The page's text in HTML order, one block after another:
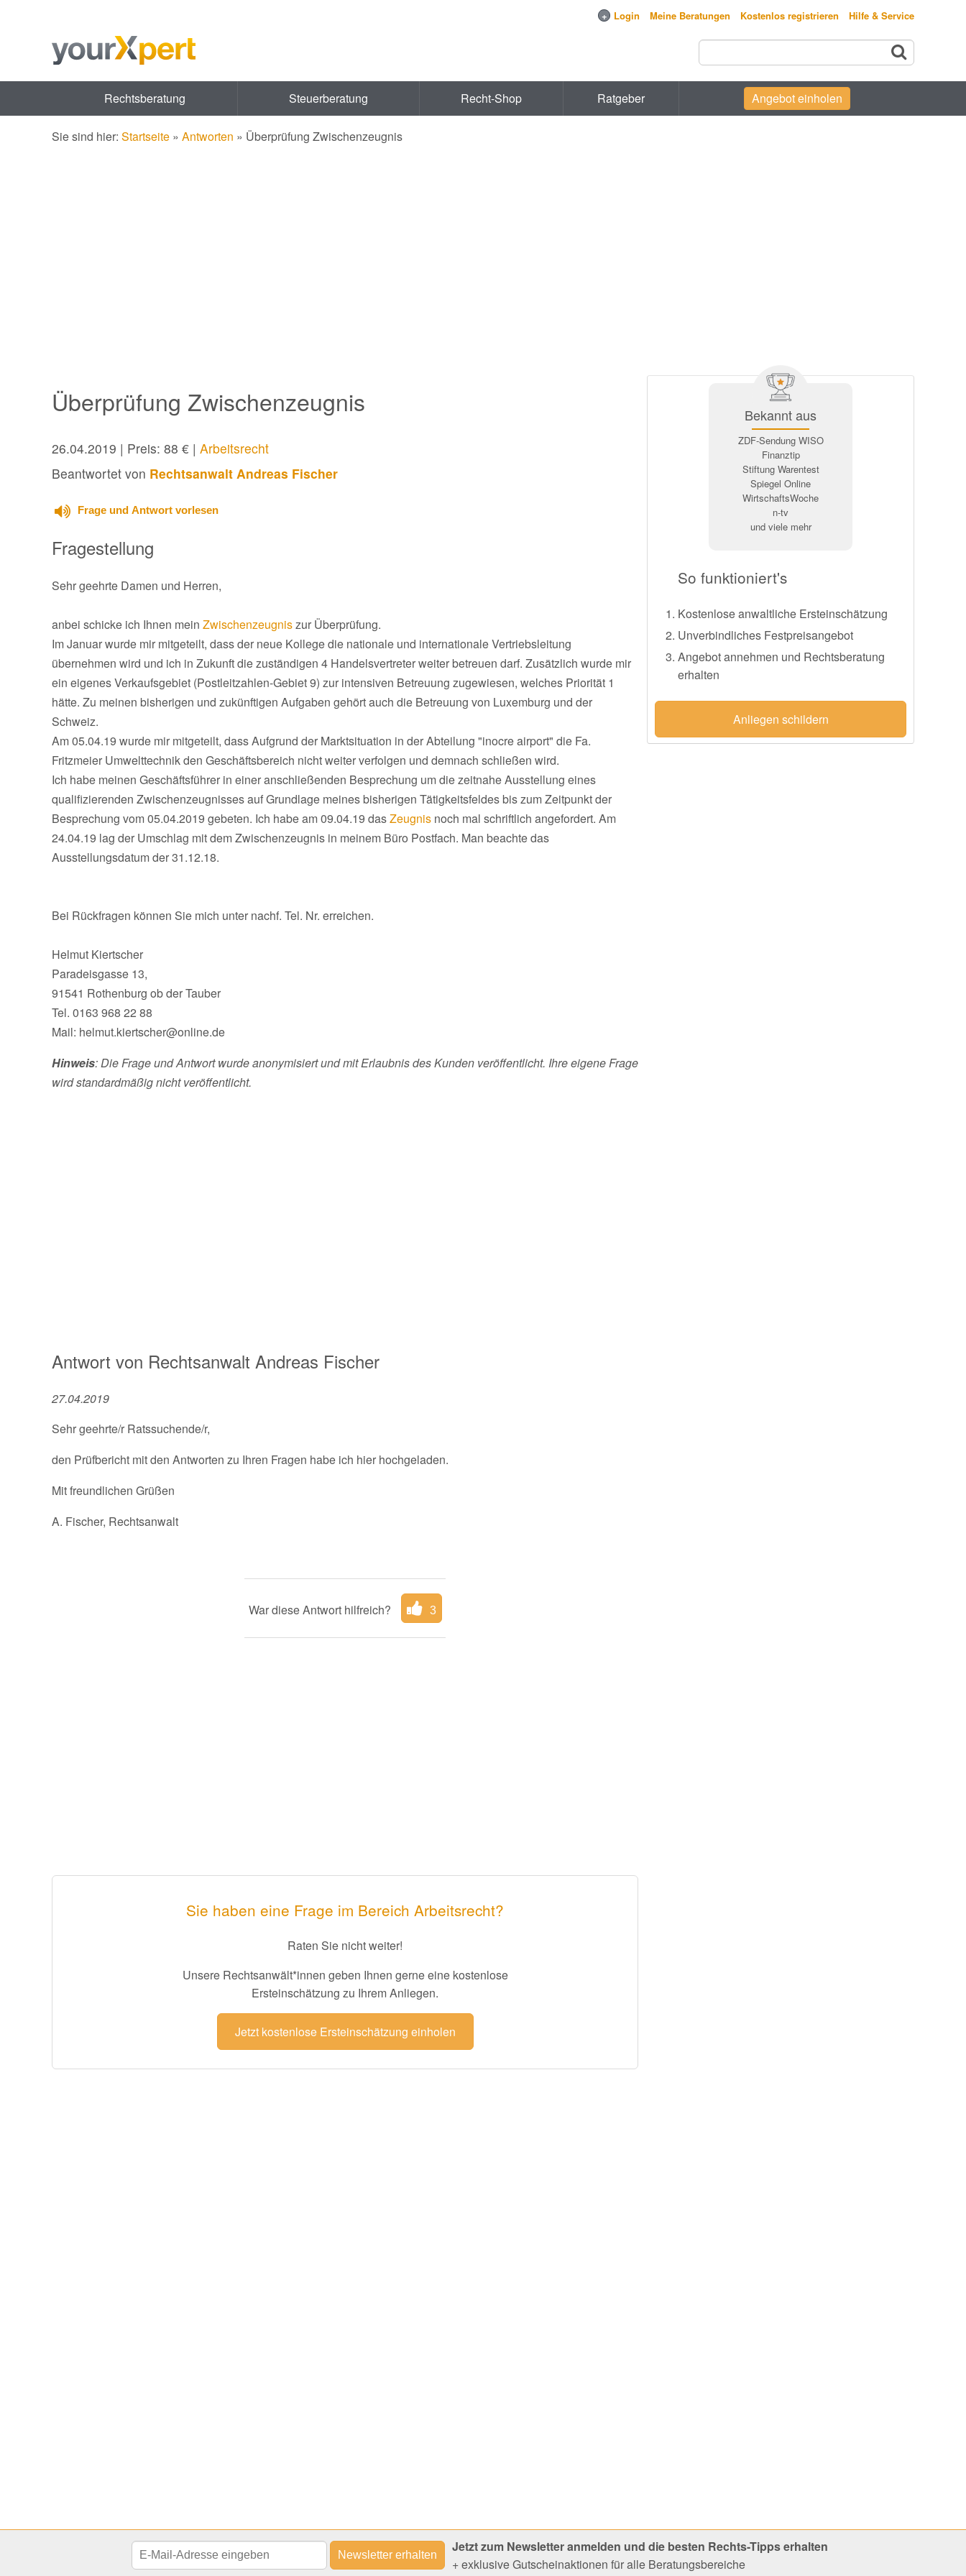
+ Login Meine Beratungen Kostenlos registrieren Hilfe & Service
Rechtsberatung Steuerberatung Recht-Shop Ratgeber Angebot einholen
Sie sind hier: Startseite » Antworten » Überprüfung Zwischenzeugnis
Überprüfung Zwischenzeugnis
26.04.2019 | Preis: 88 € | Arbeitsrecht
Beantwortet von Rechtsanwalt Andreas Fischer
Frage und Antwort vorlesen
Fragestellung
Sehr geehrte Damen und Herren,
anbei schicke ich Ihnen mein Zwischenzeugniszur Überprüfung.
Im Januar wurde mir mitgeteilt, dass der neue Kollege die nationale und internationale Vertriebsleitung
übernehmen wird und ich in Zukunft die zuständigen 4 Handelsvertreter weiter betreuen darf. Zusätzlich wurde mir
ein eigenes Verkaufsgebiet (Postleitzahlen-Gebiet 9) zur intensiven Betreuung zugewiesen, welches Priorität 1
hätte. Zu meinen bisherigen und zukünftigen Aufgaben gehört auch die Betreuung von Luxemburg und der
Schweiz.
Am 05.04.19 wurde mir mitgeteilt, dass Aufgrund der Marktsituation in der Abteilung "inocre airport" die Fa.
Fritzmeier Umwelttechnik den Geschäftsbereich nicht weiter verfolgen und demnach schließen wird.
Ich habe meinen Geschäftsführer in einer anschließenden Besprechung um die zeitnahe Ausstellung eines
qualifizierenden Zwischenzeugnisses auf Grundlage meines bisherigen Tätigkeitsfeldes bis zum Zeitpunkt der
Besprechung vom 05.04.2019 gebeten. Ich habe am 09.04.19 dasZeugnis noch mal schriftlich angefordert. Am
24.04.19 lag der Umschlag mit dem Zwischenzeugnis in meinem Büro Postfach. Man beachte das
Ausstellungsdatum der 31.12.18.
Bei Rückfragen können Sie mich unter nachf. Tel. Nr. erreichen.
Helmut Kiertscher
Paradeisgasse 13,
91541 Rothenburg ob der Tauber
Tel. 0163 968 22 88
Mail: helmut.kiertscher@online.de
Hinweis: Die Frage und Antwort wurde anonymisiert und mit Erlaubnis des Kunden veröffentlicht. Ihre eigene Frage
wird standardmäßig nicht veröffentlicht.
Antwort von Rechtsanwalt Andreas Fischer
27.04.2019
Sehr geehrte/r Ratssuchende/r,
den Prüfbericht mit den Antworten zu Ihren Fragen habe ich hier hochgeladen.
Mit freundlichen Grüßen
A. Fischer, Rechtsanwalt
War diese Antwort hilfreich? 3
Sie haben eine Frage im Bereich Arbeitsrecht?
Raten Sie nicht weiter!
Unsere Rechtsanwält*innen geben Ihnen gerne eine kostenlose
Ersteinschätzung zu Ihrem Anliegen.
Jetzt kostenlose Ersteinschätzung einholen
Bekannt aus
ZDF-Sendung WISO
Finanztip
Stiftung Warentest
Spiegel Online
WirtschaftsWoche
n-tv
und viele mehr
So funktioniert's
Kostenlose anwaltliche Ersteinschätzung
Unverbindliches Festpreisangebot
Angebot annehmen und Rechtsberatung
erhalten
Anliegen schildern
Jetzt zum Newsletter anmelden und die besten Rechts-Tipps erhalten
+ exklusive Gutscheinaktionen für alle Beratungsbereiche